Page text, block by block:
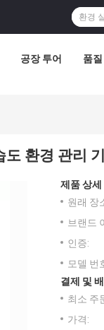
공장 투어 품질
환경 관리
제품 상세
원래 장
브랜드
인증:
모델 번
결제 및
최소 주
가격: